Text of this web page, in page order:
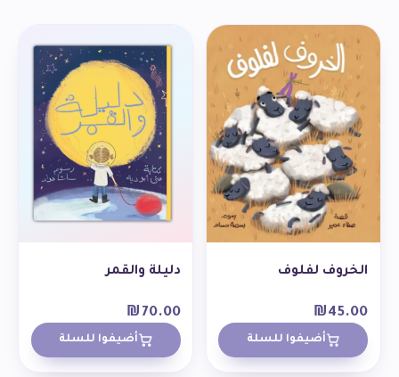
الخروف لفلوف
₪45.00
أضيفوا للسلة
دليلة والقمر
₪ 70.00
أضيفوا للسلة